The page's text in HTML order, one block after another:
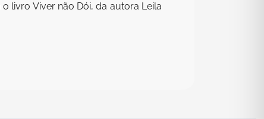
livro Viver não Dói, da autora Leila